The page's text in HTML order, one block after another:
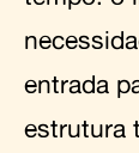
entrada
estrutura